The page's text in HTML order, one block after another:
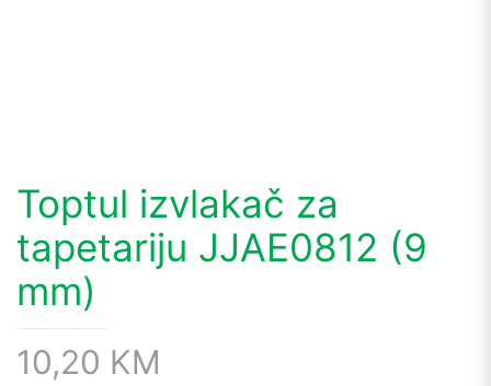
Toptul izvlakač za
tapetariju JJAE0812 (9
mm)
10,20 KM